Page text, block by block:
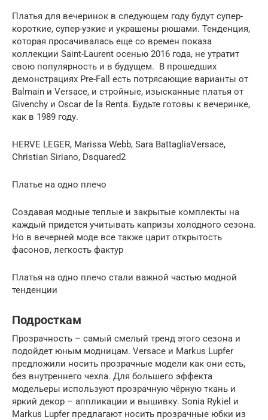
Платья для вечеринок в следующем году будут супер-
короткие, супер-узкие и украшены рюшами. Тенденция,
которая просачивалась еще со времен показа
коллекции Saint-Laurent осенью 2016 года, не утратит
свою популярность и в будущем. В прошедших
демонстрациях Pre-Fall есть потрясающие варианты от
Balmain и Versace, и стройные, изысканные платья от
Givenchy и Oscar de la Renta. Будьте готовы к вечеринке,
как в 1989 году.
HERVE LEGER, Marissa Webb, Sara BattagliaVersace,
Christian Siriano, Dsquared2
Платье на одно плечо
Создавая модные теплые и закрытые комплекты на
каждый придется учитывать капризы холодного сезона.
Но в вечерней моде все также царит открытость
фасонов, легкость фактур
Платья на одно плечо стали важной частью модной
тенденции
Подросткам
Прозрачность – самый смелый тренд этого сезона и
подойдет юным модницам. Versace и Markus Lupfer
предложили носить прозрачные модели как они есть,
без внутреннего чехла. Для большего эффекта
модельеры используют прозрачную чёрную ткань и
яркий декор – аппликации и вышивку. Sonia Rykiel и
Markus Lupfer предлагают носить прозрачные юбки из